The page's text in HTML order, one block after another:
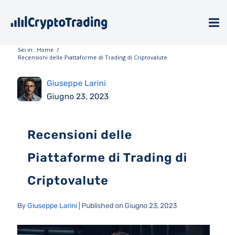
Sei in: Home /
Recensioni delle Piattaforme di Trading di Criptovalute
Giuseppe Larini
Giugno 23, 2023
Recensioni delle
Piattaforme di Trading di
Criptovalute
ByGiuseppe Larini| Published on Giugno 23, 2023